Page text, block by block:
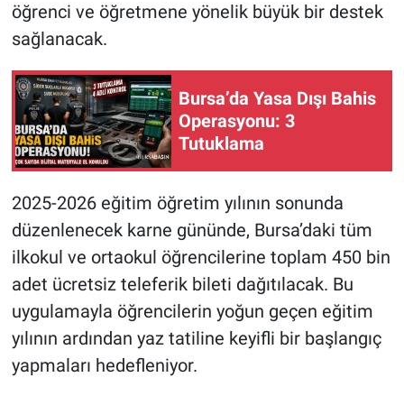
öğrenci ve öğretmene yönelik büyük bir destek
sağlanacak.
Bursa’da Yasa Dışı Bahis
Operasyonu: 3
Tutuklama
2025-2026 eğitim öğretim yılının sonunda
düzenlenecek karne gününde, Bursa’daki tüm
ilkokul ve ortaokul öğrencilerine toplam 450 bin
adet ücretsiz teleferik bileti dağıtılacak. Bu
uygulamayla öğrencilerin yoğun geçen eğitim
yılının ardından yaz tatiline keyifli bir başlangıç
yapmaları hedefleniyor.
Nöbetçi Eczaneler